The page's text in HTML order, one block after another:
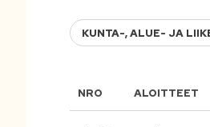
KUNTA-, ALUE- JA
NRO ALOITTEET